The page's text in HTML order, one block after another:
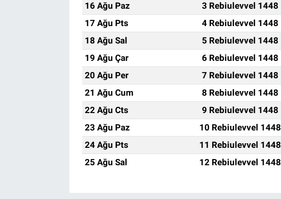
16 Ağu Paz
3 Rebiulevvel 1448
17 Ağu Pts
4 Rebiulevvel 1448
18 Ağu Sal
5 Rebiulevvel 1448
19 Ağu Çar
6 Rebiulevvel 1448
20 Ağu Per
7 Rebiulevvel 1448
21 Ağu Cum
8 Rebiulevvel 1448
22 Ağu Cts
9 Rebiulevvel 1448
23 Ağu Paz
10 Rebiulevvel 1448
24 Ağu Pts
11 Rebiulevvel 1448
25 Ağu Sal
12 Rebiulevvel 1448